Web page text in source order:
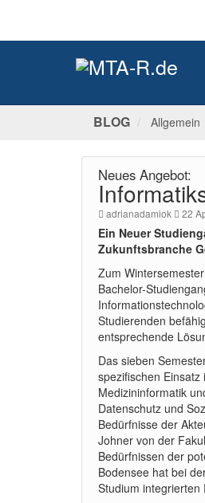
BLOG Allgemein
Neues Angebot:
adrianadamiok 22
Ein Neuer
Zukunftsbranche
Zum
Bachelor-
Studierenden
entsprechende
Das sieben
spezifischen
Medizininformatik
Datenschutz und
Bedürfnisse der
Johner von der
Bedürfnissen der
Bodensee hat bei
Studium integrierten